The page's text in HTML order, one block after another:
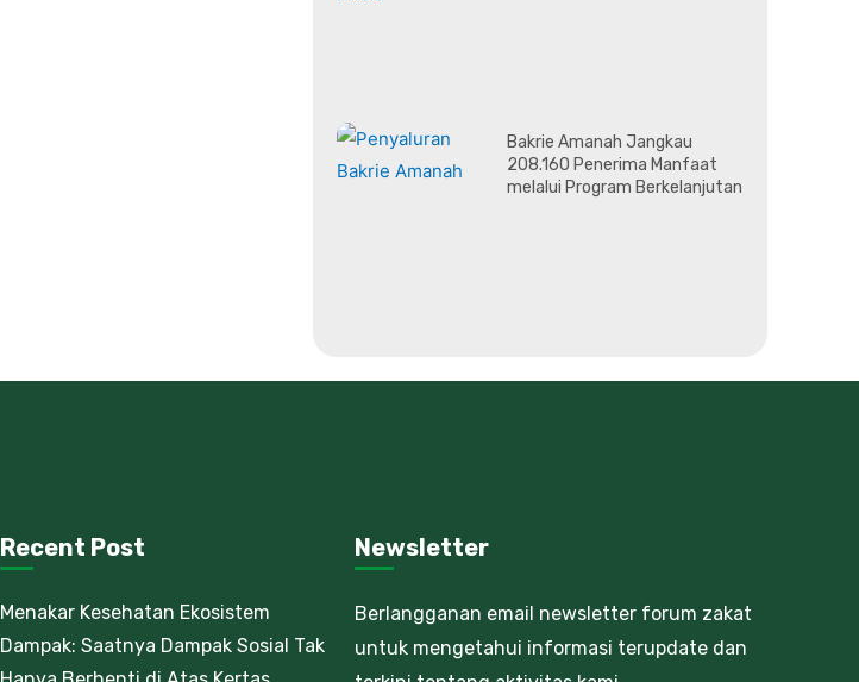
Bakrie Amanah Jangkau
208.160 Penerima Manfaat
melalui Program Berkelanjutan
Recent Post Newsletter
Menakar Kesehatan Ekosistem
Dampak: Saatnya Dampak Sosial Tak
Berlangganan email newsletter forum zakat
untuk mengetahui informasi terupdate dan